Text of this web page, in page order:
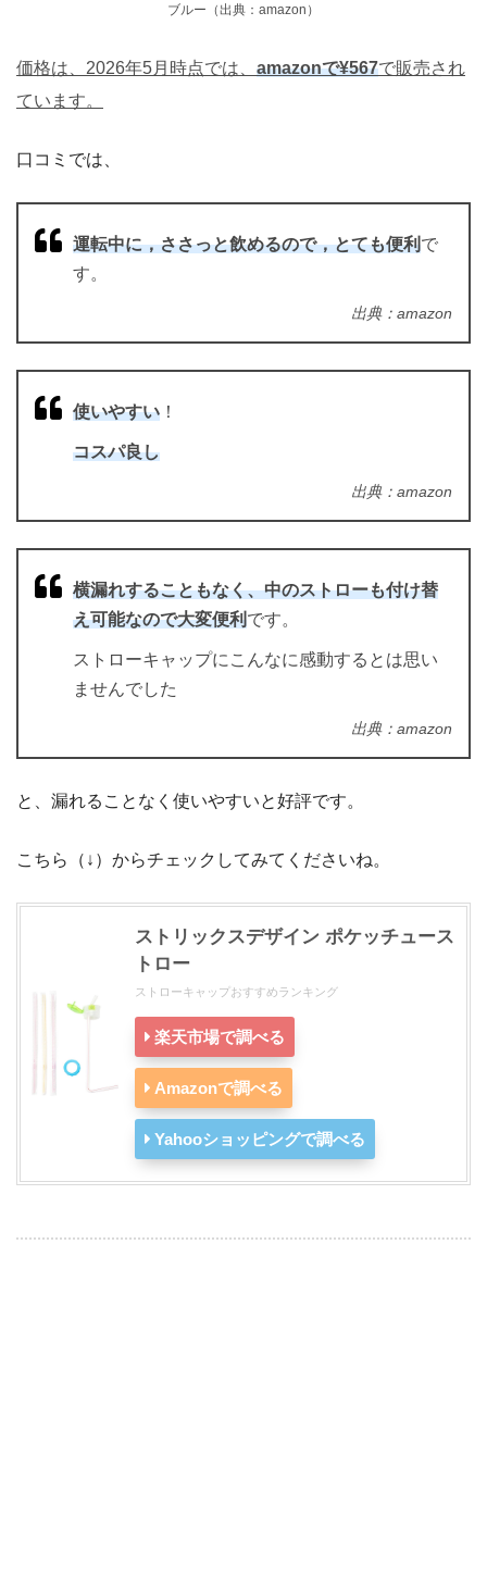
ブルー（出典：amazon）
価格は、2026年5月時点では、 amazonで¥567で販売され
ています。
口コミでは、
運転中に，ささっと飲めるので，とても便利で
す。
出典：amazon
使いやすい ！
コスパ良し
出典：amazon
横漏れすることもなく、中のストローも付け替
え可能なので大変便利です。
ストローキャップにこんなに感動するとは思い
ませんでした
出典：amazon
と、漏れることなく使いやすいと好評です。
こちら（↓）からチェックしてみてくださいね。
ストリックスデザイン ポケッチュース
トロー
ストローキャップおすすめランキング
楽天市場で調べる
Amazonで調べる
Yahooショッピングで調べる